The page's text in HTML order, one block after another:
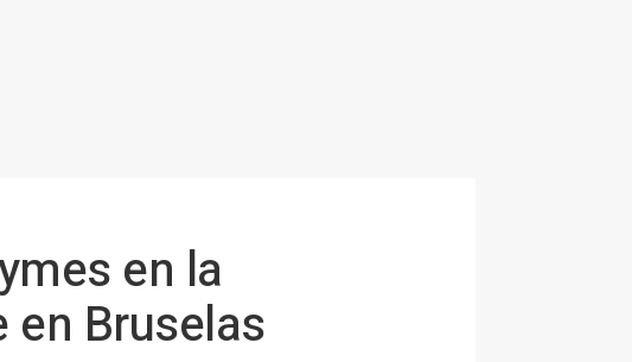
en la
en Bruselas